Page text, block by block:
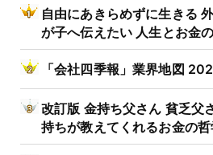
自由にあきらめずに生きる
が子へ伝えたい 人生とお金
「会社四季報」業界地図
改訂版 金持ち父さん 貧乏父
持ちが教えてくれるお金の哲